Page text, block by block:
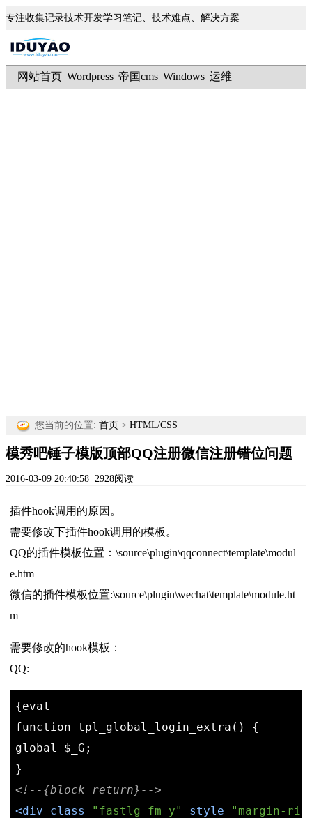
专注收集记录技术开发学习笔记、技术难点、解决方案
网站首页 Wordpress 帝国cms Windows 运维
您当前的位置: 首页 > HTML/CSS
模秀吧锤子模版顶部QQ注册微信注册错位问题
2016-03-09 20:40:58 2928阅读
插件hook调用的原因。
需要修改下插件hook调用的模板。
QQ的插件模板位置：\source\plugin\qqconnect\template\modul
e.htm
微信的插件模板位置:\source\plugin\wechat\template\module.ht
m
需要修改的hook模板：
QQ:
{eval
function tpl_global_login_extra() {
global $_G;
<!--{block return}-->
<div class="fastlg_fm y" style="margin-